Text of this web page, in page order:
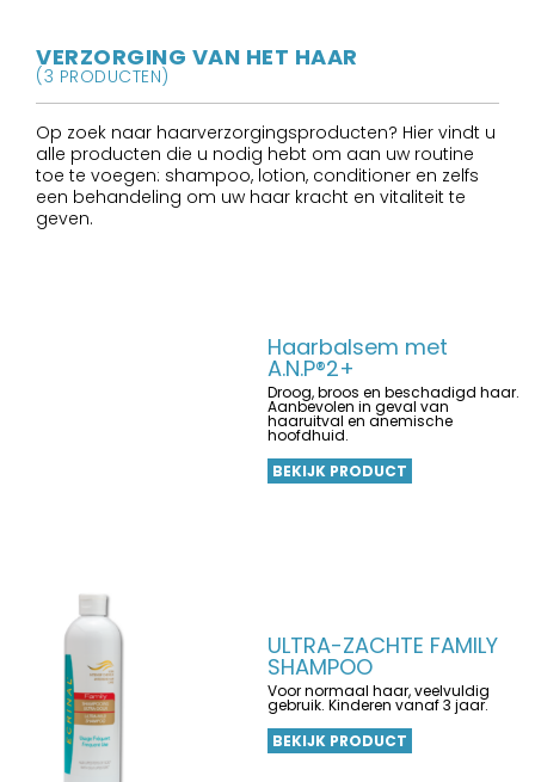
VERZORGING VAN HET HAAR
(3 PRODUCTEN)
Op zoek naar haarverzorgingsproducten? Hier vindt u
alle producten die u nodig hebt om aan uw routine
toe te voegen: shampoo, lotion, conditioner en zelfs
een behandeling om uw haar kracht en vitaliteit te
geven.
Haarbalsem met
A.N.P®2+
Droog, broos en beschadigd haar.
Aanbevolen in geval van
haaruitval en anemische
hoofdhuid.
BEKIJK PRODUCT
ULTRA-ZACHTE FAMILY
SHAMPOO
Voor normaal haar, veelvuldig
gebruik. Kinderen vanaf 3 jaar.
BEKIJK PRODUCT